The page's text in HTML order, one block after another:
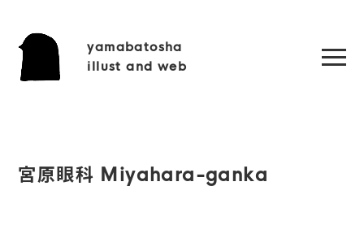
yamabatosha
illust and web
宮原眼科 Miyahara-ganka